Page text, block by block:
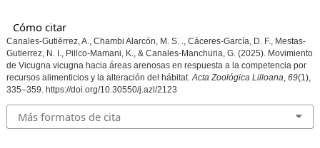
Cómo citar
Canales-Gutiérrez, A., Chambi Alarcón, M. S. ., Cáceres-García, D. F., Mestas-
Gutierrez, N. I., Pillco-Mamani, K., & Canales-Manchuria, G. (2025). Movimiento
de Vicugna vicugna hacia áreas arenosas en respuesta a la competencia por
recursos alimenticios y la alteración del hábitat. Acta Zoológica Lilloana 69(1),
335–359. https://doi.org/10.30550/j.azl/2123
Más formatos de cita